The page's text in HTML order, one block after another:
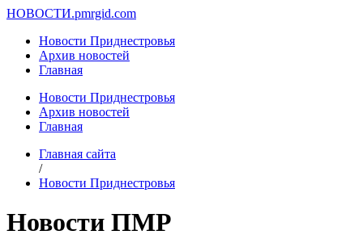
НОВОСТИ.pmrgid.com
Новости Приднестровья
Архив новостей
Главная
Новости Приднестровья
Архив новостей
Главная
Главная сайта
/
Новости Приднестровья
Новости ПМР